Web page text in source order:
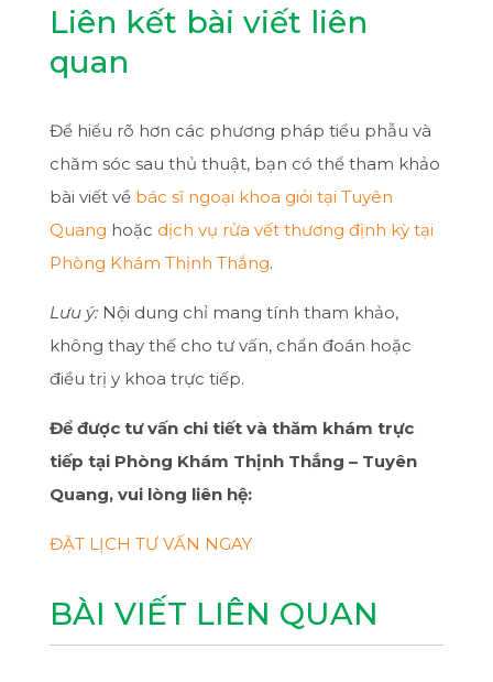
Liên kết bài viết liên
quan
Để hiểu rõ hơn các phương pháp tiểu phẫu và
chăm sóc sau thủ thuật, bạn có thể tham khảo
bài viết về bác sĩ ngoại khoa giỏi tại Tuyên
Quang hoặc dịch vụ rửa vết thương định kỳ tại
Phòng Khám Thịnh Thắng.
Lưu ý:Nội dung chỉ mang tính tham khảo,
không thay thế cho tư vấn, chẩn đoán hoặc
điều trị y khoa trực tiếp.
Để được tư vấn chi tiết và thăm khám trực
tiếp tại Phòng Khám Thịnh Thắng – Tuyên
Quang, vui lòng liên hệ:
ĐẶT LỊCH TƯ VẤN NGAY
BÀI VIẾT LIÊN QUAN